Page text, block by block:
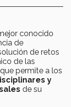
conocido
de
de retos
de las
permite a los
y
de su